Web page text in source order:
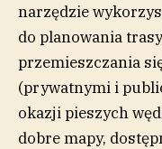
narzędzie
do planowania
przemieszczania
(prywatnymi i
okazji pieszych
dobre mapy,